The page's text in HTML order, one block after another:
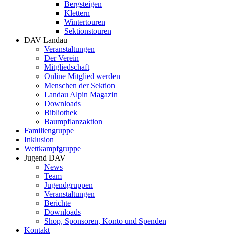
Bergsteigen
Klettern
Wintertouren
Sektionstouren
DAV Landau
Veranstaltungen
Der Verein
Mitgliedschaft
Online Mitglied werden
Menschen der Sektion
Landau Alpin Magazin
Downloads
Bibliothek
Baumpflanzaktion
Familiengruppe
Inklusion
Wettkampfgruppe
Jugend DAV
News
Team
Jugendgruppen
Veranstaltungen
Berichte
Downloads
Shop, Sponsoren, Konto und Spenden
Kontakt